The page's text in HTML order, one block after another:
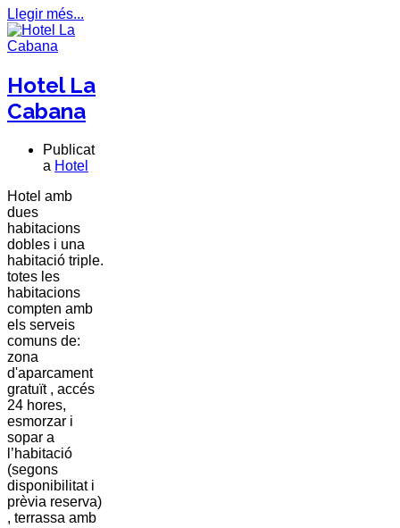
Llegir més...
Hotel La
Cabana
Publicat
a Hotel
Hotel amb
dues
habitacions
dobles i una
habitació triple.
totes les
habitacions
compten amb
els serveis
comuns de:
zona
d'aparcament
gratuït , accés
24 hores,
esmorzar i
sopar a
l’habitació
(segons
disponibilitat i
prèvia reserva)
, terrassa amb